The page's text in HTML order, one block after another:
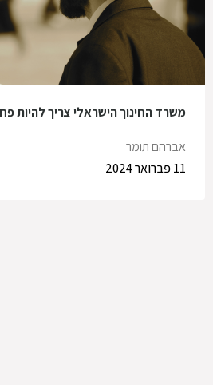
משרד החינוך הישראלי צריך להיות
אברהם תומר
11 פברואר 2024